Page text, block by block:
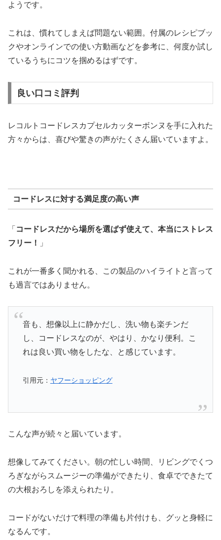
ようです。
これは、慣れてしまえば問題ない範囲。付属のレシピブッ
クやオンラインでの使い方動画などを参考に、何度か試し
ているうちにコツを掴めるはずです。
良い口コミ評判
レコルトコードレスカプセルカッターボンヌを手に入れた
方々からは、喜びや驚きの声がたくさん届いていますよ。
コードレスに対する満足度の高い声
「 コードレスだから場所を選ばず使えて、本当にストレス
フリー！
」
これが一番多く聞かれる、この製品のハイライトと言って
も過言ではありません。
音も、想像以上に静かだし、洗い物も楽チンだ
し、コードレスなのが、やはり、かなり便利。こ
れは良い買い物をしたな、と感じています。
引用元： ヤフーショッピング
こんな声が続々と届いています。
想像してみてください。朝の忙しい時間、リビングでくつ
ろぎながらスムージーの準備ができたり、食卓でできたて
の大根おろしを添えられたり。
コードがないだけで料理の準備も片付けも、グッと身軽に
なるんです。